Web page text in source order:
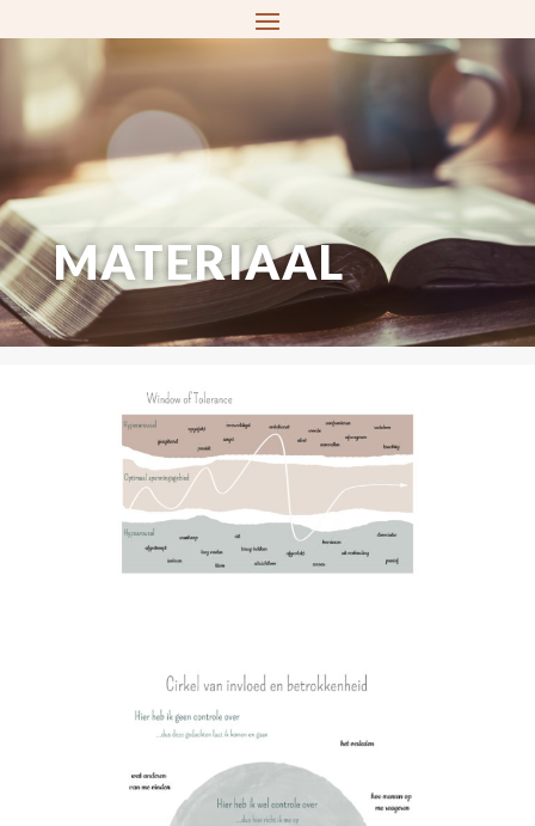
MATERIAAL